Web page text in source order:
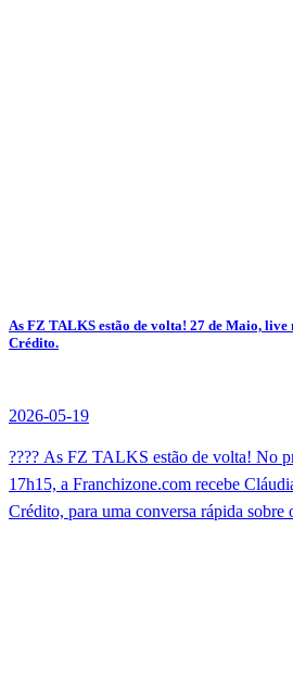
As FZ TALKS estão de volta! 27 de Maio,
Crédito.
2026-05-19
???? As FZ TALKS estão de volta! No
17h15, a Franchizone.com recebe
Crédito, para uma conversa rápida sobre